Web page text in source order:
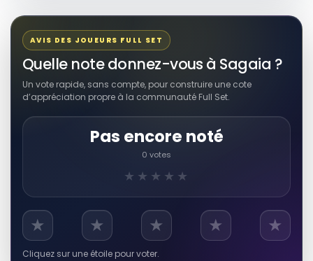
AVIS DES JOUEURS FULL SET
Quelle note donnez-vous à Sagaia ?
Un vote rapide, sans compte, pour construire une cote
d’appréciation propre à la communauté Full Set.
Pas encore noté
0 votes
★★★★★
★ ★ ★ ★ ★
Cliquez sur une étoile pour voter.